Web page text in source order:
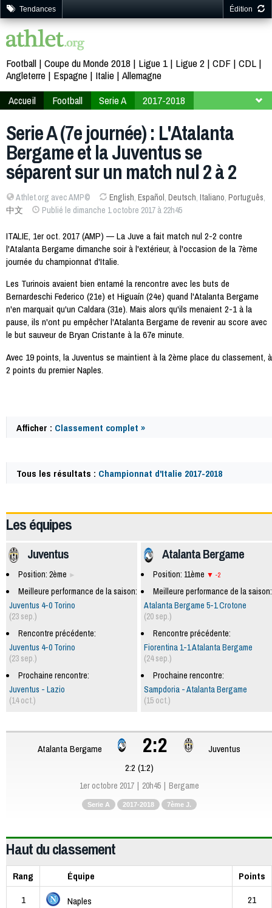
Tendances Édition
Football Coupe du Monde 2018 Ligue 1 Ligue 2 CDF CDL
Angleterre
Espagne Italie Allemagne
Accueil
Football Serie A
2017-2018
Serie A (7e journée) : L'Atalanta
Bergame et la Juventus se
séparent sur un match nul 2 à 2
Athlet.org avec AMP© English, Español, Deutsch, Italiano, Português,
中文
Publié le dimanche 1 octobre 2017 à 22h45
ITALIE, 1er oct. 2017 (AMP) — La Juve a fait match nul 2-2 contre
l'Atalanta Bergame dimanche soir à l'extérieur, à l'occasion de la 7ème
journée du championnat d'Italie.
Les Turinois avaient bien entamé la rencontre avec les buts de
Bernardeschi Federico (21e) et Higuaín (24e) quand l'Atalanta Bergame
n'en marquait qu'un Caldara (31e). Mais alors qu'ils menaient 2-1 à la
pause, ils n'ont pu empêcher l'Atalanta Bergame de revenir au score avec
le but sauveur de Bryan Cristante à la 67e minute.
Avec 19 points, la Juventus se maintient à la 2ème place du classement, à
2 points du premier Naples.
Afficher : Classement complet »
Tous les résultats : Championnat d'Italie 2017-2018
Les équipes
Atalanta Bergame
Position: 11ème -2
Meilleure performance de la saison:
Atalanta Bergame 5-1 Crotone
(20 sep.)
Rencontre précédente:
Fiorentina 1-1 Atalanta Bergame
(24 sep.)
Prochaine rencontre:
Sampdoria - Atalanta Bergame
(15 oct.)
Juventus
Position: 2ème
Meilleure performance de la saison:
Juventus 4-0 Torino
(23 sep.)
Rencontre précédente:
Juventus 4-0 Torino
(23 sep.)
Prochaine rencontre:
Juventus - Lazio
(14 oct.)
Atalanta Bergame 2:2
Juventus
2:2 (1:2)
1er octobre 2017 20h45 Bergame
Serie A 2017-2018 7ème J.
Haut du classement
Rang Équipe
Points
1
Naples 21